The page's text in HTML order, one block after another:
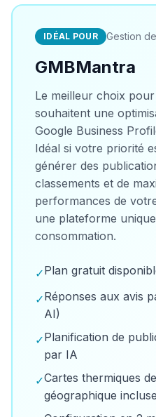
IDÉAL POUR Gestion
GMBMantra
Le meilleur choix
souhaitent une
Google Business
Idéal si votre priorité
générer des
classements et de
performances de
une plateforme
consommation.
✓Plan gratuit
✓Réponses aux avis
AI)
✓Planification de
par IA
✓Cartes thermiques
géographique